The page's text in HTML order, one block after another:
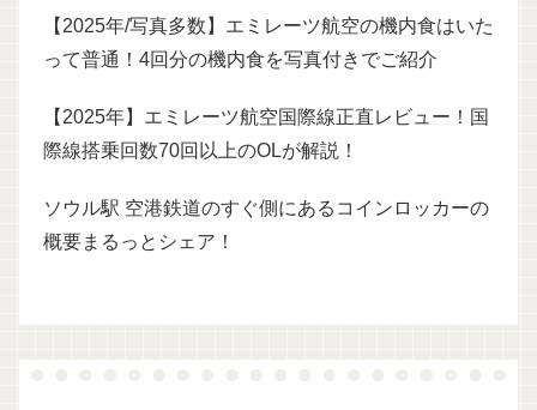
【2025年/写真多数】エミレーツ航空の機内食はいた
って普通！4回分の機内食を写真付きでご紹介
【2025年】エミレーツ航空国際線正直レビュー！国
際線搭乗回数70回以上のOLが解説！
ソウル駅 空港鉄道のすぐ側にあるコインロッカーの
概要まるっとシェア！